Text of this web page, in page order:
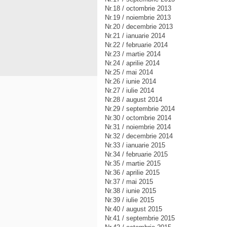
Nr.18 / octombrie 2013
Nr.19 / noiembrie 2013
Nr.20 / decembrie 2013
Nr.21 / ianuarie 2014
Nr.22 / februarie 2014
Nr.23 / martie 2014
Nr.24 / aprilie 2014
Nr.25 / mai 2014
Nr.26 / iunie 2014
Nr.27 / iulie 2014
Nr.28 / august 2014
Nr.29 / septembrie 2014
Nr.30 / octombrie 2014
Nr.31 / noiembrie 2014
Nr.32 / decembrie 2014
Nr.33 / ianuarie 2015
Nr.34 / februarie 2015
Nr.35 / martie 2015
Nr.36 / aprilie 2015
Nr.37 / mai 2015
Nr.38 / iunie 2015
Nr.39 / iulie 2015
Nr.40 / august 2015
Nr.41 / septembrie 2015